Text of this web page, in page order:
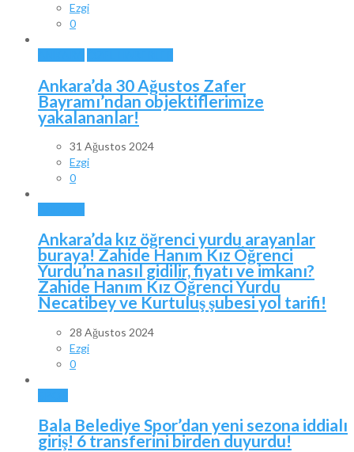
Ezgi
0
Ankara’da 30 Ağustos Zafer
Bayramı’ndan objektiflerimize
yakalananlar!
31 Ağustos 2024
Ezgi
0
Ankara’da kız öğrenci yurdu arayanlar
buraya! Zahide Hanım Kız Öğrenci
Yurdu’na nasıl gidilir, fiyatı ve imkanı?
Zahide Hanım Kız Öğrenci Yurdu
Necatibey ve Kurtuluş şubesi yol tarifi!
28 Ağustos 2024
Ezgi
0
Bala Belediye Spor’dan yeni sezona iddialı
giriş! 6 transferini birden duyurdu!